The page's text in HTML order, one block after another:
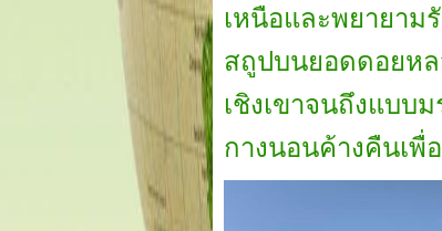
เหนือและพยายาม
สถูปบนยอดดอยหล
เชิงเขาจนถึงแบบ
กางนอนค้างคืนเพื่